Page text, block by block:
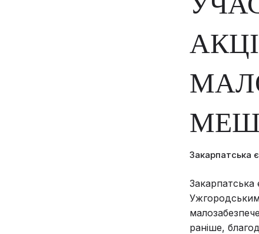
Закарпатська
Закарпатська
раніше,